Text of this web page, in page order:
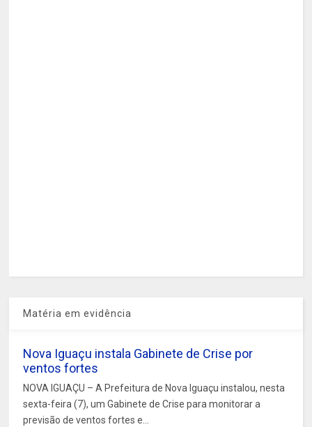
Matéria em evidência
Nova Iguaçu instala Gabinete de Crise por
ventos fortes
NOVA IGUAÇU – A Prefeitura de Nova Iguaçu instalou, nesta
sexta-feira (7), um Gabinete de Crise para monitorar a
previsão de ventos fortes e...